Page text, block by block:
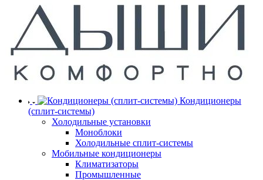
Кондиционеры
(сплит-системы)
Холодильные установки
Моноблоки
Холодильные сплит-системы
Мобильные кондиционеры
Климатизаторы
Промышленные